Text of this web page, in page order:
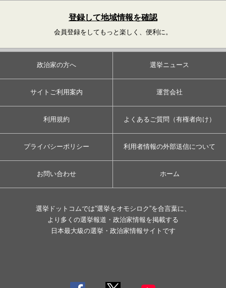
登録して地域情報を確認
会員登録をしてもっと楽しく、便利に。
政治家の方へ 選挙ニュース
サイトご利用案内 運営会社
利用規約 よくあるご質問（有権者向け）
プライバシーポリシー 利用者情報の外部送信について
お問い合わせ ホーム
選挙ドットコムでは”選挙をオモシロク”を合言葉に、
より多くの選挙報道・政治家情報を掲載する
日本最大級の選挙・政治家情報サイトです